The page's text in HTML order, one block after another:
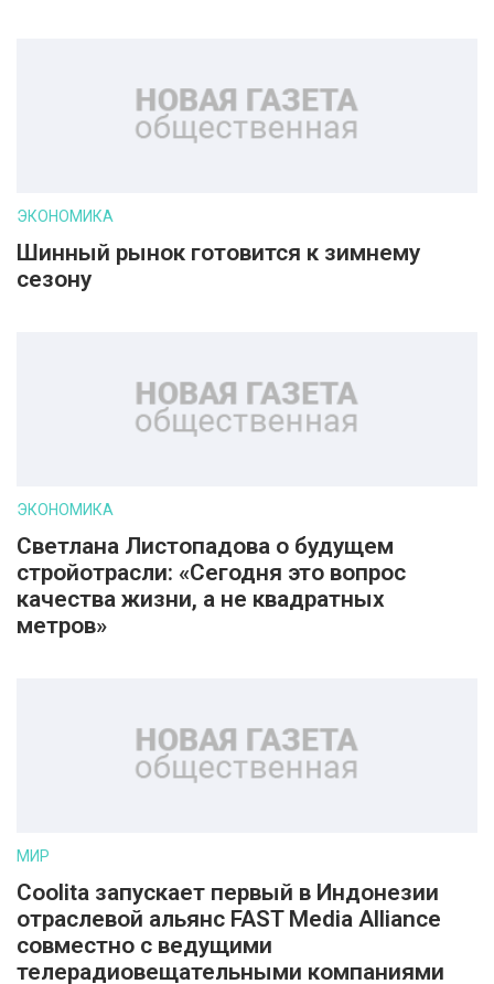
ЭКОНОМИКА
Шинный рынок готовится к зимнему
сезону
ЭКОНОМИКА
Светлана Листопадова о будущем
стройотрасли: «Сегодня это вопрос
качества жизни, а не квадратных
метров»
МИР
Coolita запускает первый в Индонезии
отраслевой альянс FAST Media Alliance
совместно с ведущими
телерадиовещательными компаниями